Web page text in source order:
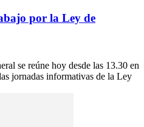
por la Ley de
se reúne hoy desde las 13.30 en
jornadas informativas de la Ley